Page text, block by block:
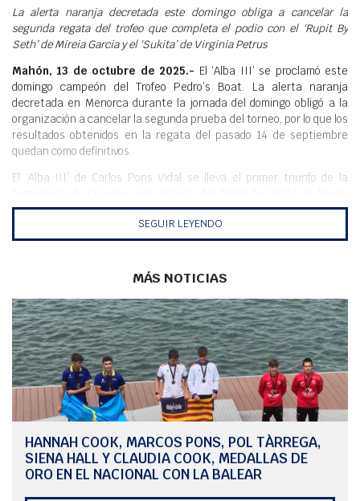
Meteo
La alerta naranja decretada este domingo obliga a cancelar la
segunda regata del trofeo que completa el podio con el ‘Rupit By
Seth’ de Mireia Garcia y el ‘Sukita’ de Virginia Petrus
Mahón, 13 de octubre de 2025.- El ‘Alba III’ se proclamó este
domingo campeón del Trofeo Pedro’s Boat. La alerta naranja
decretada en Menorca durante la jornada del domingo obligó a la
organización a cancelar la segunda prueba del torneo, por lo que los
resultados obtenidos en la regata del pasado 14 de septiembre
quedan como definitivos.
El ‘Alba III’ de Carlos Pons Vidal se lleva el primer triunfo de la
Garcia y del ‘Sukita’ de Virginia Petrus, que completaron el podio en
temporada del Club Marítimo de Mahón, en septiembre de 2026.
SEGUIR LEYENDO
MÁS NOTICIAS
HANNAH COOK, MARCOS PONS, POL TÀRREGA,
SIENA HALL Y CLAUDIA COOK, MEDALLAS DE
ORO EN EL NACIONAL CON LA BALEAR